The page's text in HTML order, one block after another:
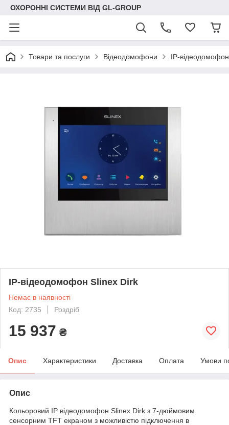
ОХОРОННІ СИСТЕМИ ВІД GL-GROUP
Товари та послуги Відеодомофони IP-
IP-відеодомофон Slinex Dirk
Немає в наявності
Код: 2735
Роздріб
15 937 ₴
Опис Характеристики Доставка Оплата Умови
Опис
Кольоровий IP відеодомофон Slinex Dirk з 7-дюймовим
сенсорним TFT екраном з можливістю підключення в